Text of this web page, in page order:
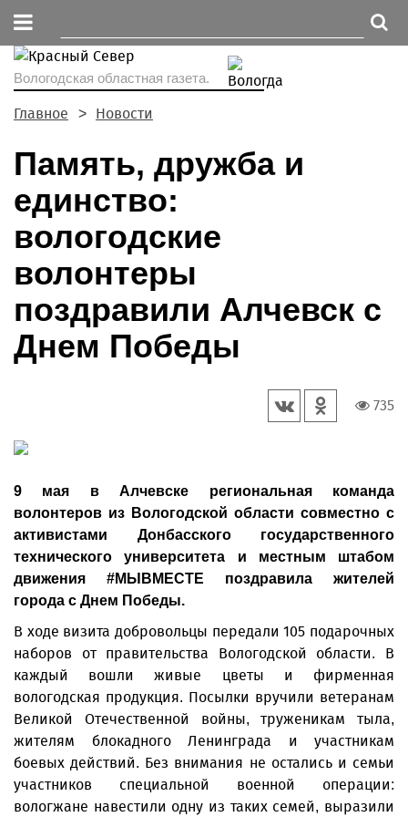
Вологодская областная газета.
Главное Новости
Память, дружба и
единство:
вологодские
волонтеры
поздравили Алчевск с
Днем Победы
735
9 мая в Алчевске региональная команда
волонтеров из Вологодской области совместно с
активистами Донбасского государственного
технического университета и местным штабом
движения #МЫВМЕСТЕ поздравила жителей
города с Днем Победы.
В ходе визита добровольцы передали 105 подарочных
наборов от правительства Вологодской области. В
каждый вошли живые цветы и фирменная
вологодская продукция. Посылки вручили ветеранам
Великой Отечественной войны, труженикам тыла,
жителям блокадного Ленинграда и участникам
боевых действий. Без внимания не остались и семьи
участников специальной военной операции:
вологжане навестили одну из таких семей, выразили